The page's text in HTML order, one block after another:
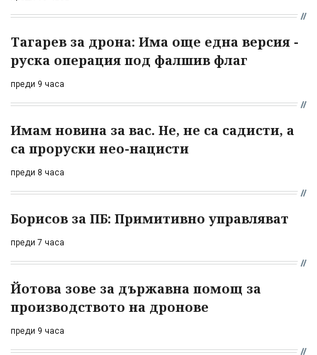
Тагарев за дрона: Има още една версия -
руска операция под фалшив флаг
преди 9 часа
Имам новина за вас. Не, не са садисти, а
са проруски нео-нацисти
преди 8 часа
Борисов за ПБ: Примитивно управляват
преди 7 часа
Йотова зове за държавна помощ за
производството на дронове
преди 9 часа